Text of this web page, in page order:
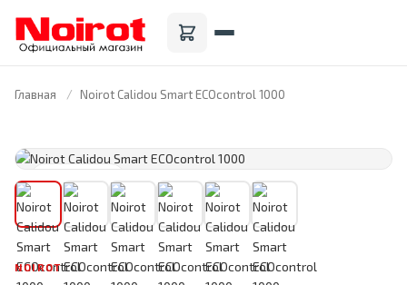
Главная Noirot Calidou Smart ECOcontrol 1000
FRANCE · 1946
NOIROT